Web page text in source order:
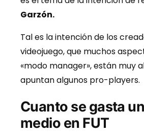
Garzón.
Tal es la intención de los
videojuego, que muchos
«modo manager», están muy
apuntan algunos pro-players.
Cuanto se gasta
medio en FUT